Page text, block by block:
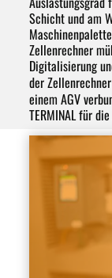
Schicht und am
Zellenrechner
Digitalisierung
der
einem AGV
TERMINAL für